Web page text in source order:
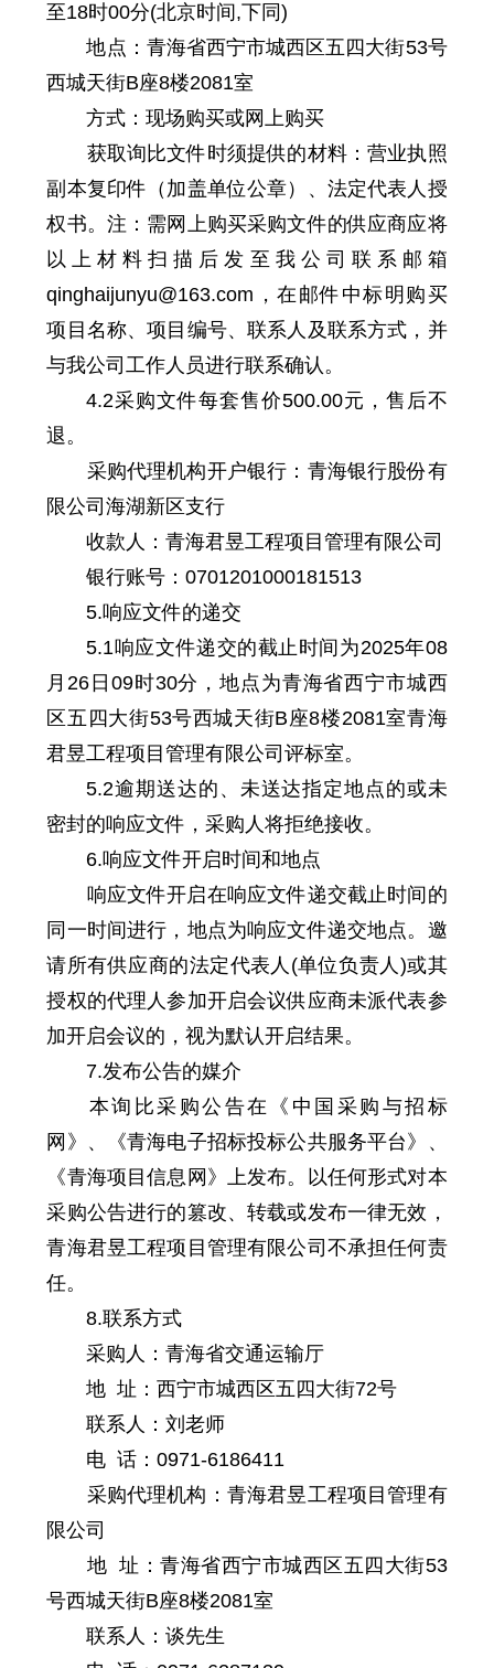
至18时00分(北京时间,下同)
地点：青海省西宁市城西区五四大街53号
西城天街B座8楼2081室
方式：现场购买或网上购买
获取询比文件时须提供的材料：营业执照
副本复印件（加盖单位公章）、法定代表人授
权书。注：需网上购买采购文件的供应商应将
以上材料扫描后发至我公司联系邮箱
qinghaijunyu@163.com，在邮件中标明购买
项目名称、项目编号、联系人及联系方式，并
与我公司工作人员进行联系确认。
4.2采购文件每套售价500.00元，售后不
退。
采购代理机构开户银行：青海银行股份有
限公司海湖新区支行
收款人：青海君昱工程项目管理有限公司
银行账号：0701201000181513
5.响应文件的递交
5.1响应文件递交的截止时间为2025年08
月26日09时30分，地点为青海省西宁市城西
区五四大街53号西城天街B座8楼2081室青海
君昱工程项目管理有限公司评标室。
5.2逾期送达的、未送达指定地点的或未
密封的响应文件，采购人将拒绝接收。
6.响应文件开启时间和地点
响应文件开启在响应文件递交截止时间的
同一时间进行，地点为响应文件递交地点。邀
请所有供应商的法定代表人(单位负责人)或其
授权的代理人参加开启会议供应商未派代表参
加开启会议的，视为默认开启结果。
7.发布公告的媒介
本询比采购公告在《中国采购与招标
网》、《青海电子招标投标公共服务平台》、
《青海项目信息网》上发布。以任何形式对本
采购公告进行的篡改、转载或发布一律无效，
青海君昱工程项目管理有限公司不承担任何责
任。
8.联系方式
采购人：青海省交通运输厅
地 址：西宁市城西区五四大街72号
联系人：刘老师
电 话：0971-6186411
采购代理机构：青海君昱工程项目管理有
限公司
地 址：青海省西宁市城西区五四大街53
号西城天街B座8楼2081室
联系人：谈先生